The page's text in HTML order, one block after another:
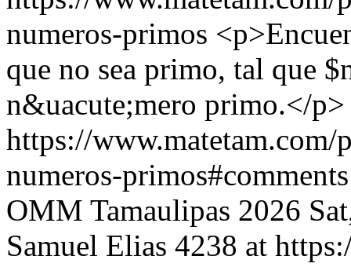
numeros-primos
que no sea primo, tal que
n&uacute;mero primo.</p>
https://www.matetam.com/
numeros-primos#comments
OMM Tamaulipas 2026
Samuel Elias 4238 at